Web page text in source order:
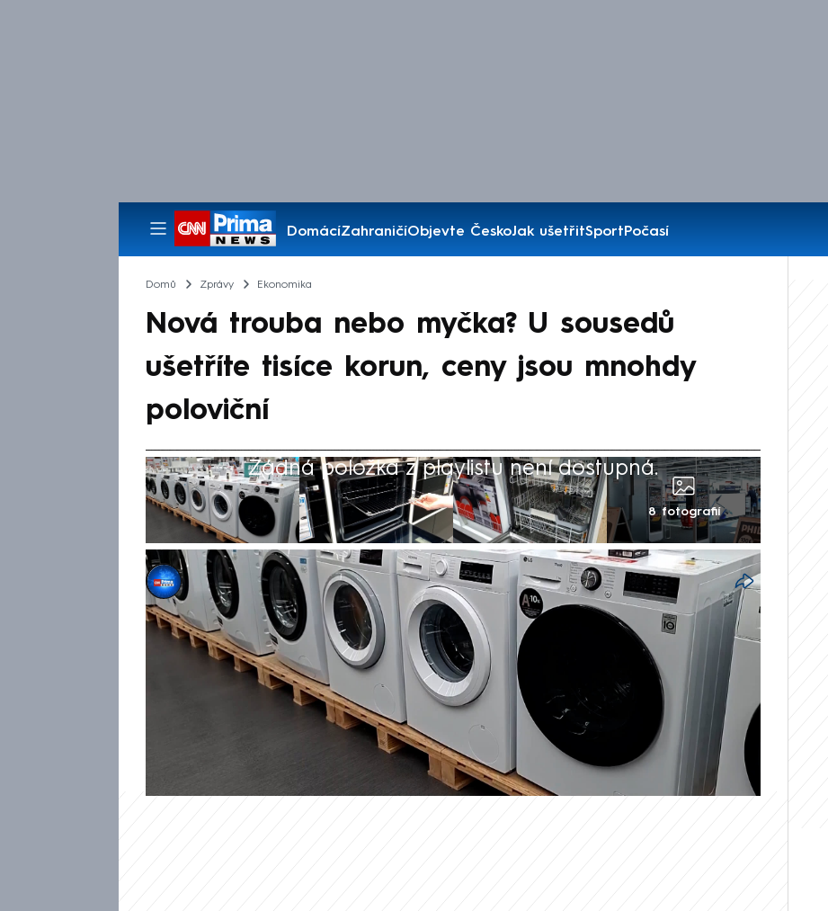
DomácíZahraničíObjevte ČeskoJak ušetřitSportPočasí
Pořady
Domů Zprávy Ekonomika
Nová trouba nebo myčka? U sousedů
ušetříte tisíce korun, ceny jsou mnohdy
poloviční
Žádná položka z playlistu není dostupná.
8 fotografií
Tomáš Svítil
13. kvě 2026, 05:44
Při nákupu nového spotřebiče do kuchyně či koupelny se vyplatí
zkontrolovat nabídku za hranicemi. Pokud namísto tuzemských
prodejen a e-shopů zamíříte do Německa, při pořízení bílé techniky
můžete ušetřit tisíce korun. Stejné výrobky je tam možné pořídit až o
60 procent levněji. Německu pomáhá silnější trh a větší konkurence,
levnější ceny však neplatí pro veškerý sortiment.